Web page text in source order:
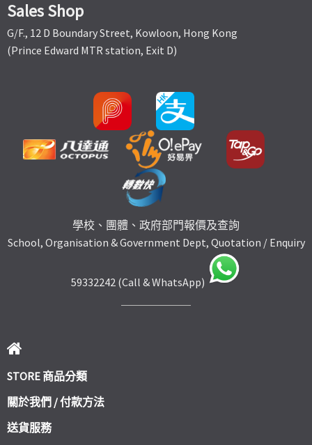
Sales Shop
G/F., 12 D Boundary Street, Kowloon, Hong Kong
(Prince Edward MTR station, Exit D)
學校、團體、政府部門報價及查詢
School, Organisation & Government Dept, Quotation / Enquiry
59332242 (Call & WhatsApp)
STORE 商品分類
關於我們 / 付款方法
送貨服務